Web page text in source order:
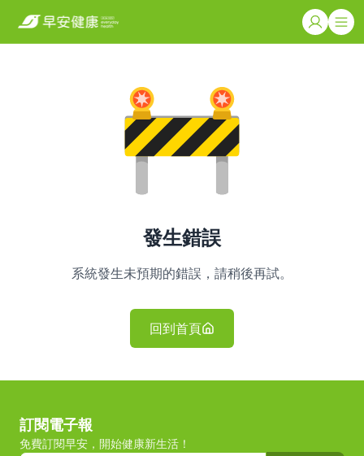
發生錯誤
系統發生未預期的錯誤，請稍後再試。
回到首頁
訂閱電子報
免費訂閱早安，開始健康新生活！